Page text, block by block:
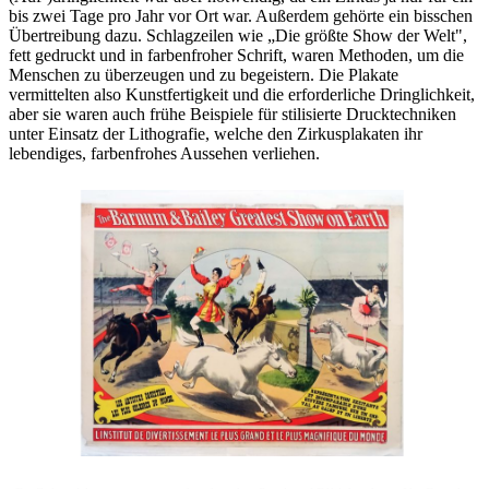
bis zwei Tage pro Jahr vor Ort war. Außerdem gehörte ein bisschen
Übertreibung dazu. Schlagzeilen wie „Die größte Show der Welt",
fett gedruckt und in farbenfroher Schrift, waren Methoden, um die
Menschen zu überzeugen und zu begeistern. Die Plakate
vermittelten also Kunstfertigkeit und die erforderliche Dringlichkeit,
aber sie waren auch frühe Beispiele für stilisierte Drucktechniken
unter Einsatz der Lithografie, welche den Zirkusplakaten ihr
lebendiges, farbenfrohes Aussehen verliehen.